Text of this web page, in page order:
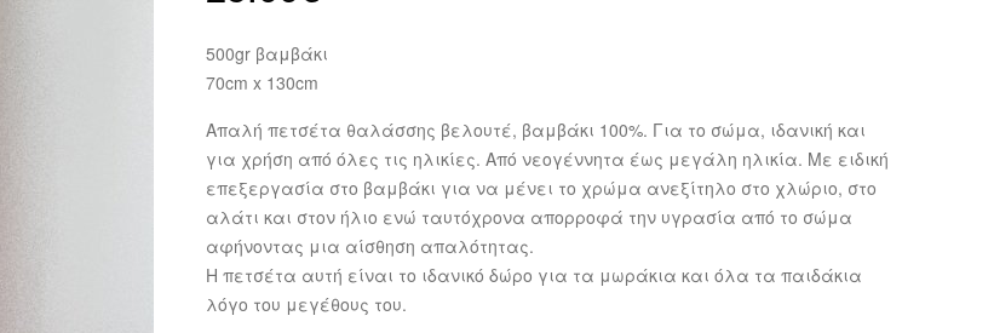
500gr βαμβάκι
70cm x 130cm
Απαλή πετσέτα θαλάσσης βελουτέ, βαμβάκι 100%. Για το σώμα, ιδανική και
για χρήση από όλες τις ηλικίες. Από νεογέννητα έως μεγάλη ηλικία. Με ειδική
επεξεργασία στο βαμβάκι για να μένει το χρώμα ανεξίτηλο στο χλώριο, στο
αλάτι και στον ήλιο ενώ ταυτόχρονα απορροφά την υγρασία από το σώμα
αφήνοντας μια αίσθηση απαλότητας.
Η πετσέτα αυτή είναι το ιδανικό δώρο για τα μωράκια και όλα τα παιδάκια
λόγο του μεγέθους του.